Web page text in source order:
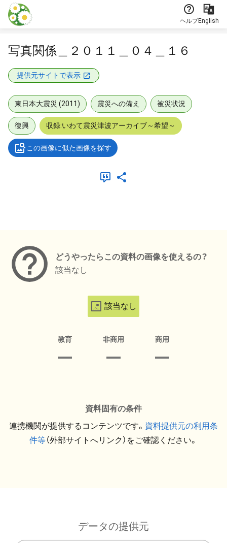
本文に飛ぶ
ヘルプEnglish
写真関係＿２０１１＿０４＿１６
提供元サイトで表示
東日本大震災 (2011) 震災への備え 被災状況
復興 収録:いわて震災津波アーカイブ～希望～
この画像に似た画像を探す
どうやったらこの資料の画像を使えるの？
該当なし
該当なし
教育 非商用 商用
資料固有の条件
連携機関が提供するコンテンツです。 資料提供元の利用条
件等（外部サイトへリンク）をご確認ください。
データの提供元